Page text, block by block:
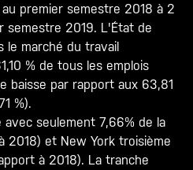
premier semestre 2018 à 2
semestre 2019. L'État de
le marché du travail
% de tous les emplois
baisse par rapport aux 63,81
%).
seulement 7,66% de la
2018) et New York troisième
à 2018). La tranche